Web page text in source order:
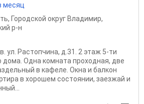
месяц
, Городской округ Владимир,
р-н
ул. Растопчина, д.31. 2 этаж 5-ти
дома. Одна комната проходная, две
в кафеле. Окна и балкон
в хорошем состоянии, заезжай и